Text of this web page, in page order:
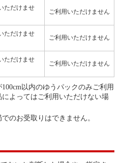
ただけませ
ご利用いただけません
ただけませ
ご利用いただけません
ただけませ
ご利用いただけません
以内のゆうパックのみご利用
よってはご利用いただけない場
のお受取りはできません。